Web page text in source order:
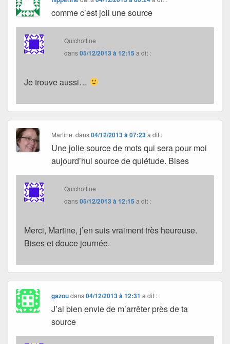
comme c’est joli une source
Quichottine
dans05/12/2013 à 12:15 a dit :
Je trouve aussi…
Martine. dans04/12/2013 à 07:23 a dit :
Une jolie source de mots qui sera pour moi
aujourd’hui source de quiétude. Bises
Quichottine
dans05/12/2013 à 12:15 a dit :
Merci, Martine, j’en suis vraiment très heureuse.
Bises et douce journée.
gazoudans04/12/2013 à 12:31 a dit :
J’ai bien envie de m’arrêter près de ta
source